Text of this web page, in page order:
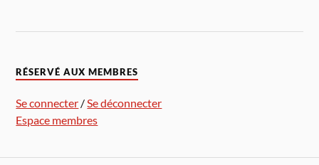
RÉSERVÉ AUX MEMBRES
Se connecter / Se déconnecter
Espace membres